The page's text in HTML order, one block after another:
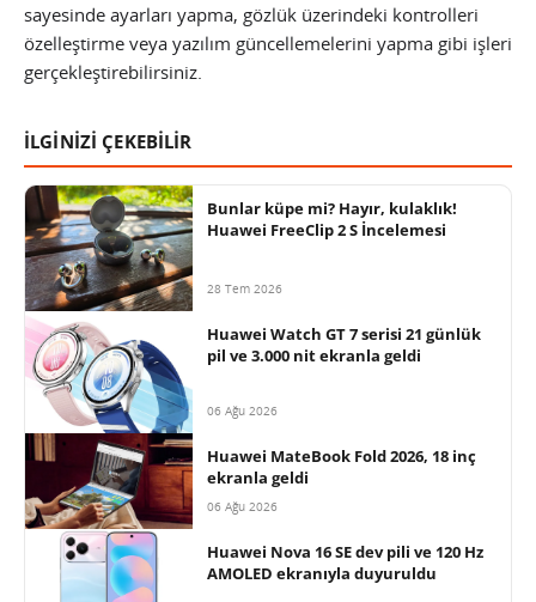
sayesinde ayarları yapma, gözlük üzerindeki kontrolleri
özelleştirme veya yazılım güncellemelerini yapma gibi işleri
gerçekleştirebilirsiniz.
İLGİNİZİ ÇEKEBİLİR
Bunlar küpe mi? Hayır, kulaklık!
Huawei FreeClip 2 S İncelemesi
28 Tem 2026
Huawei Watch GT 7 serisi 21 günlük
pil ve 3.000 nit ekranla geldi
06 Ağu 2026
Huawei MateBook Fold 2026, 18 inç
ekranla geldi
06 Ağu 2026
Huawei Nova 16 SE dev pili ve 120 Hz
AMOLED ekranıyla duyuruldu